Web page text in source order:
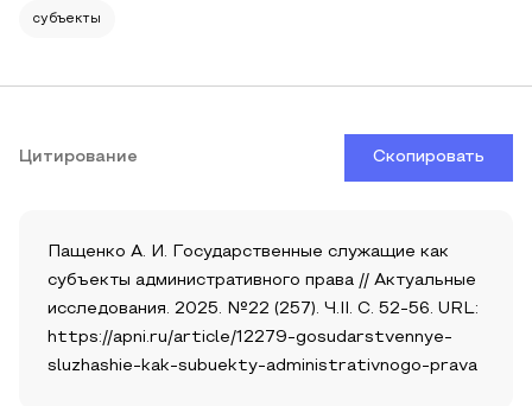
субъекты
Цитирование Скопировать
Пащенко А. И. Государственные служащие как
субъекты административного права // Актуальные
исследования. 2025. №22 (257). Ч.II. С. 52-56. URL:
https://apni.ru/article/12279-gosudarstvennye-
sluzhashie-kak-subuekty-administrativnogo-prava